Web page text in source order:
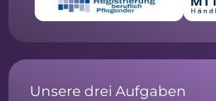
Unsere drei Aufgaben